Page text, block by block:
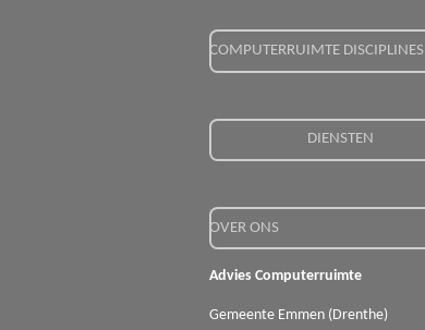
COMPUTERRUIMTE DISCIPLINES
DIENSTEN
OVER ONS
Advies Computerruimte
Gemeente Emmen (Drenthe)